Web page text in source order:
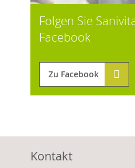
Folgen Sie
Facebook
Zu Facebook
Kontakt